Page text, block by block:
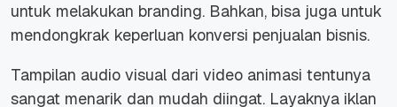
untuk melakukan branding. Bahkan, bisa juga untuk
mendongkrak keperluan konversi penjualan bisnis.
Tampilan audio visual dari video animasi tentunya
sangat menarik dan mudah diingat. Layaknya iklan